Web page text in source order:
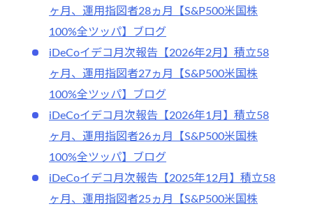
ヶ月、運用指図者28ヵ月【S&P500米国株
100%全ツッパ】ブログ
iDeCoイデコ月次報告【2026年2月】積立58
ヶ月、運用指図者27ヵ月【S&P500米国株
100%全ツッパ】ブログ
iDeCoイデコ月次報告【2026年1月】積立58
ヶ月、運用指図者26ヵ月【S&P500米国株
100%全ツッパ】ブログ
iDeCoイデコ月次報告【2025年12月】積立58
ヶ月、運用指図者25ヵ月【S&P500米国株